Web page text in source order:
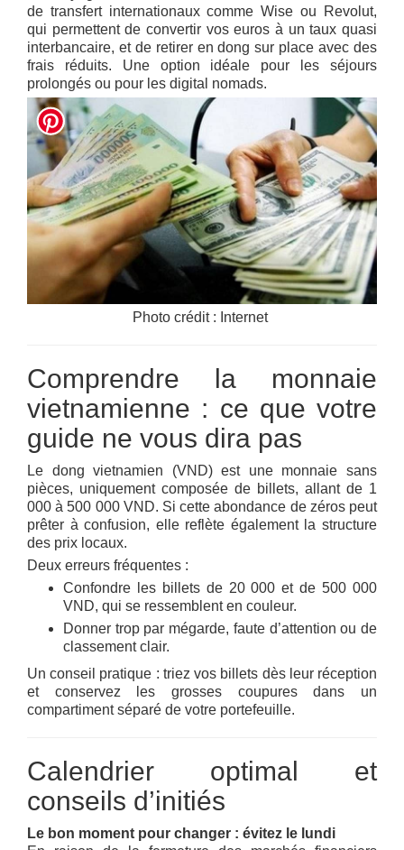
de transfert internationaux comme Wise ou Revolut,
qui permettent de convertir vos euros à un taux quasi
interbancaire, et de retirer en dong sur place avec des
frais réduits. Une option idéale pour les séjours
prolongés ou pour les digital nomads.
Photo crédit : Internet
Comprendre la monnaie
vietnamienne : ce que votre
guide ne vous dira pas
Le dong vietnamien (VND) est une monnaie sans
pièces, uniquement composée de billets, allant de 1
000 à 500 000 VND. Si cette abondance de zéros peut
prêter à confusion, elle reflète également la structure
des prix locaux.
Deux erreurs fréquentes :
Confondre les billets de 20 000 et de 500 000
VND, qui se ressemblent en couleur.
Donner trop par mégarde, faute d’attention ou de
classement clair.
Un conseil pratique : triez vos billets dès leur réception
et conservez les grosses coupures dans un
compartiment séparé de votre portefeuille.
Calendrier optimal et
conseils d’initiés
Le bon moment pour changer : évitez le lundi